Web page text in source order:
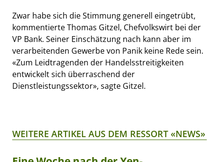
Zwar habe sich die Stimmung generell eingetrübt,
kommentierte Thomas Gitzel, Chefvolkswirt bei der
VP Bank. Seiner Einschätzung nach kann aber im
verarbeitenden Gewerbe von Panik keine Rede sein.
«Zum Leidtragenden der Handelsstreitigkeiten
entwickelt sich überraschend der
Dienstleistungssektor», sagte Gitzel.
WEITERE ARTIKEL AUS DEM RESSORT «NEWS»